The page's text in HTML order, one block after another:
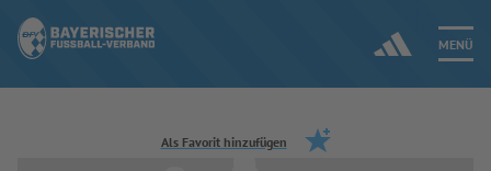
MENÜ
Jetzt einloggen
Als Favorit hinzufügen